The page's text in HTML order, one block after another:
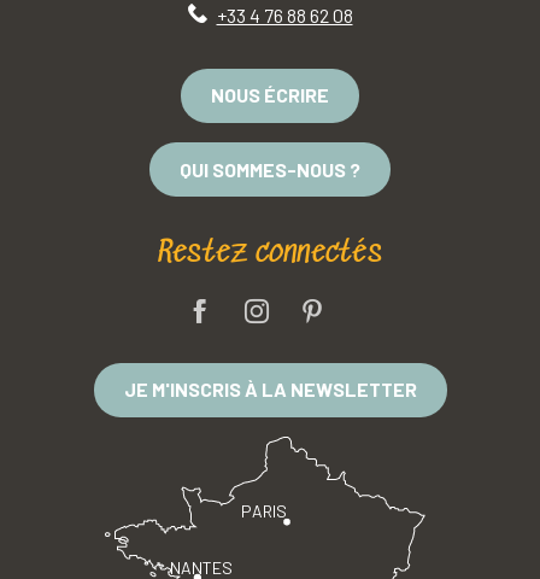
+33 4 76 88 62 08
NOUS ÉCRIRE
QUI SOMMES-NOUS ?
Restez connectés
JE M'INSCRIS À LA NEWSLETTER
PARIS
NANTES